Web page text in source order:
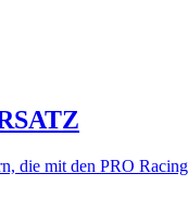
die mit den PRO